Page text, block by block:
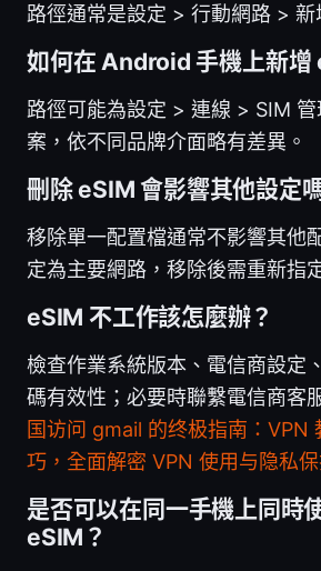
路徑通常是設定 > 行動網路 > 新
如何在 Android 手機上新增
路徑可能為設定 > 連線 > SIM
案，依不同品牌介面略有差異。
刪除 eSIM 會影響其他設定
移除單一配置檔通常不影響其他
定為主要網路，移除後需重新指
eSIM 不工作該怎麼辦？
檢查作業系統版本、電信商設定
碼有效性；必要時聯繫電信商客
国访问 gmail 的终极指南：VPN
巧，全面解密 VPN 使用与隐私
是否可以在同一手機上同時
eSIM？